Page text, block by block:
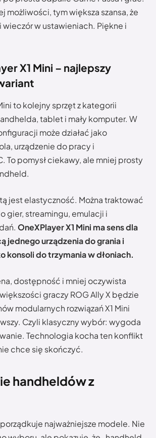
możliwości, tym większa szansa, że
wieczór w ustawieniach. Piękne i
X1 Mini – najlepszy
to kolejny sprzęt z kategorii
tablet i mały komputer. W
może działać jako
urządzenie do pracy i
To pomysł ciekawy, ale mniej prosty
jest elastyczność. Można traktować
gier, streamingu, emulacji i
OneXPlayer X1 Mini ma sens dla
jednego urządzenia do grania i
konsoli do trzymania w dłoniach.
dostępność i mniej oczywista
graczy ROG Ally X będzie
modularnych rozwiązań X1 Mini
Czyli klasyczny wybór: wygoda
Technologia kocha ten konflikt
chce się skończyć.
handheldów z
najważniejsze modele. Nie